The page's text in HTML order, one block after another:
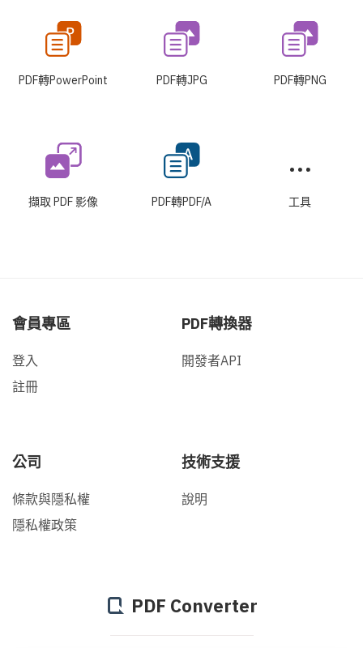
PDF轉PowerPoint PDF轉JPG PDF轉PNG
擷取 PDF 影像 PDF轉PDF/A 工具
會員專區
登入
註冊
PDF轉換器
開發者API
公司
條款與隱私權
隱私權政策
技術支援
說明
PDF Converter